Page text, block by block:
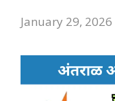
January 29, 2026